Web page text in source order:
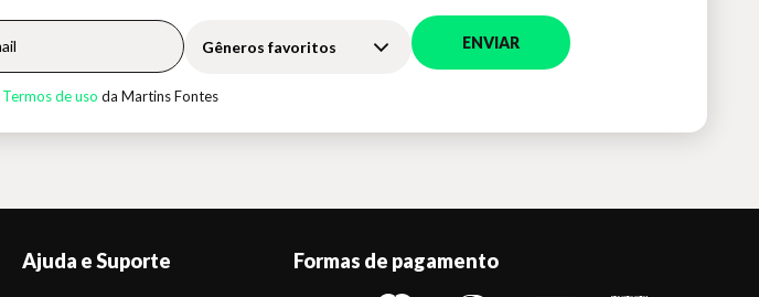
Gêneros favoritos ENVIAR
Termos de uso da Martins Fontes
Ajuda e Suporte Formas de pagamento